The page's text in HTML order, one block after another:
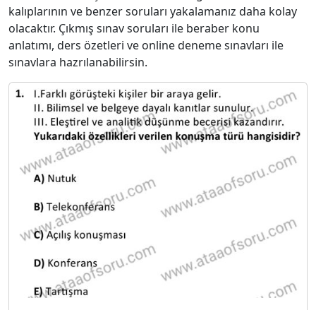
kalıplarının ve benzer soruları yakalamanız daha kolay
olacaktır. Çıkmış sınav soruları ile beraber konu
anlatımı, ders özetleri ve online deneme sınavları ile
sınavlara hazrılanabilirsin.